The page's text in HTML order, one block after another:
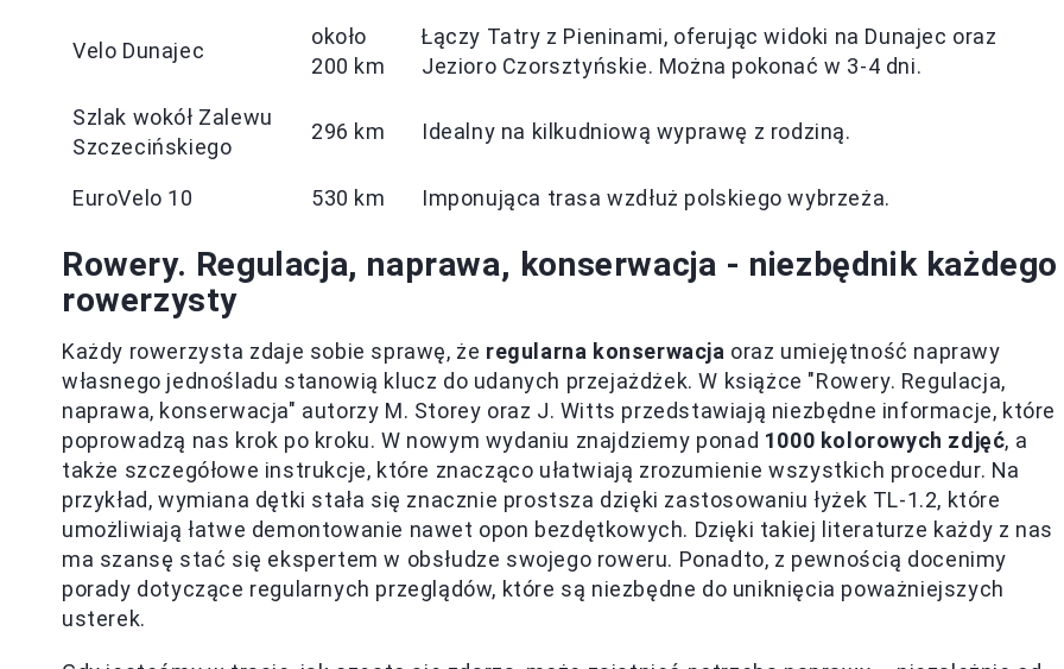
Velo Dunajec
około
200 km
Łączy Tatry z Pieninami, oferując widoki na Dunajec oraz
Jezioro Czorsztyńskie. Można pokonać w 3-4 dni.
Szlak wokół Zalewu
Szczecińskiego
296 km Idealny na kilkudniową wyprawę z rodziną.
EuroVelo 10 530 km Imponująca trasa wzdłuż polskiego wybrzeża.
Rowery. Regulacja, naprawa, konserwacja - niezbędnik każdego
rowerzysty
Każdy rowerzysta zdaje sobie sprawę, że regularna konserwacja oraz umiejętność naprawy
własnego jednośladu stanowią klucz do udanych przejażdżek. W książce "Rowery. Regulacja,
naprawa, konserwacja" autorzy M. Storey oraz J. Witts przedstawiają niezbędne informacje, które
poprowadzą nas krok po kroku. W nowym wydaniu znajdziemy ponad 1000 kolorowych zdjęć, a
także szczegółowe instrukcje, które znacząco ułatwiają zrozumienie wszystkich procedur. Na
przykład, wymiana dętki stała się znacznie prostsza dzięki zastosowaniu łyżek TL-1.2, które
umożliwiają łatwe demontowanie nawet opon bezdętkowych. Dzięki takiej literaturze każdy z nas
ma szansę stać się ekspertem w obsłudze swojego roweru. Ponadto, z pewnością docenimy
porady dotyczące regularnych przeglądów, które są niezbędne do uniknięcia poważniejszych
usterek.